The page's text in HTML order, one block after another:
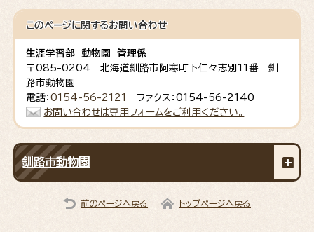
このページに関するお問い合わせ
生涯学習部 動物園 管理係
〒085-0204 北海道釧路市阿寒町下仁々志別11番 釧
路市動物園
電話：0154-56-2121
ファクス：0154-56-2140
お問い合わせは専用フォームをご利用ください。
釧路市動物園
前のページへ戻る トップページへ戻る